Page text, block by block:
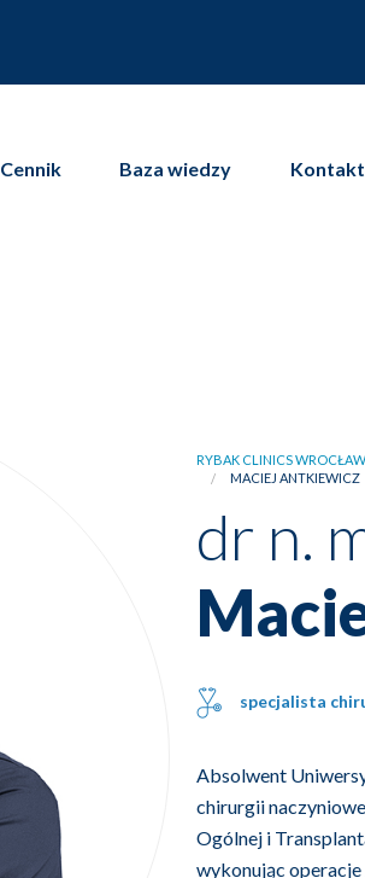
Cennik Baza wiedzy Kontakt
RYBAK CLINICS
MACIEJ ANTKIEWICZ
dr n.
specjalista
Absolwent
chirurgii
Ogólnej i
wykonując